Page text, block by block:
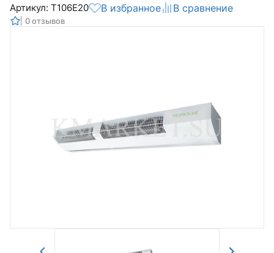
Артикул: Т106Е20 В избранное В сравнение
0 отзывов
Авторизоваться